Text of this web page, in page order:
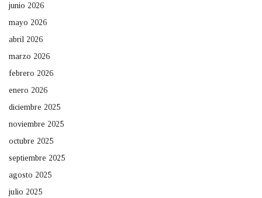
junio 2026
mayo 2026
abril 2026
marzo 2026
febrero 2026
enero 2026
diciembre 2025
noviembre 2025
octubre 2025
septiembre 2025
agosto 2025
julio 2025